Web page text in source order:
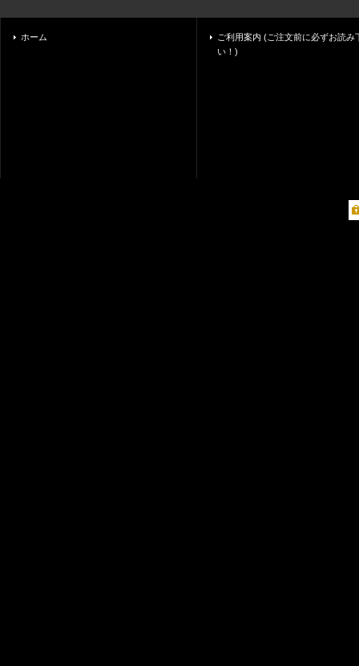
ホーム
ご利用案内 (ご注文前に必ずお読み
い！)